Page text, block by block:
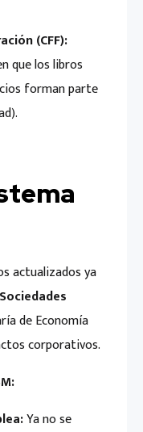
(CFF):
que los libros
forman parte
actualizados ya
de Economía
corporativos.
Ya no se